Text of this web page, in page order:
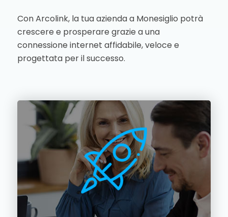
Con Arcolink, la tua azienda a Monesiglio potrà
crescere e prosperare grazie a una
connessione internet affidabile, veloce e
progettata per il successo.